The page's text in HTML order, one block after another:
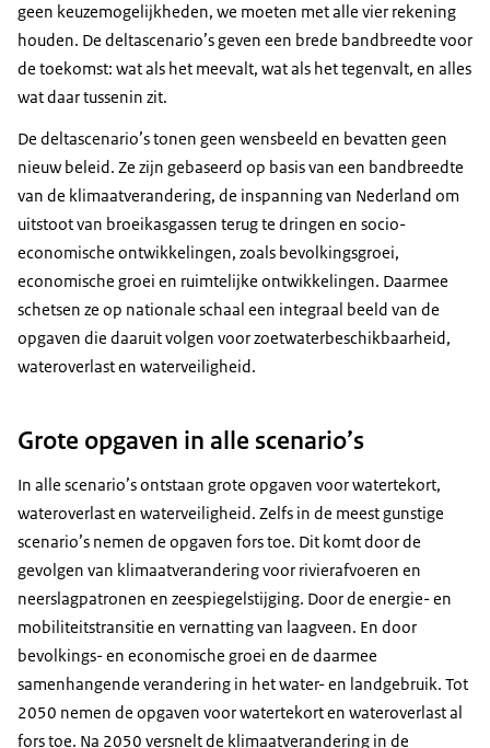
geen keuzemogelijkheden, we moeten met alle vier rekening
houden. De deltascenario’s geven een brede bandbreedte voor
de toekomst: wat als het meevalt, wat als het tegenvalt, en alles
wat daar tussenin zit.
De deltascenario’s tonen geen wensbeeld en bevatten geen
nieuw beleid. Ze zijn gebaseerd op basis van een bandbreedte
van de klimaatverandering, de inspanning van Nederland om
uitstoot van broeikasgassen terug te dringen en socio-
economische ontwikkelingen, zoals bevolkingsgroei,
economische groei en ruimtelijke ontwikkelingen. Daarmee
schetsen ze op nationale schaal een integraal beeld van de
opgaven die daaruit volgen voor zoetwaterbeschikbaarheid,
wateroverlast en waterveiligheid.
Grote opgaven in alle scenario’s
In alle scenario’s ontstaan grote opgaven voor watertekort,
wateroverlast en waterveiligheid. Zelfs in de meest gunstige
scenario’s nemen de opgaven fors toe. Dit komt door de
gevolgen van klimaatverandering voor rivierafvoeren en
neerslagpatronen en zeespiegelstijging. Door de energie- en
mobiliteitstransitie en vernatting van laagveen. En door
bevolkings- en economische groei en de daarmee
samenhangende verandering in het water- en landgebruik. Tot
2050 nemen de opgaven voor watertekort en wateroverlast al
fors toe. Na 2050 versnelt de klimaatverandering in de